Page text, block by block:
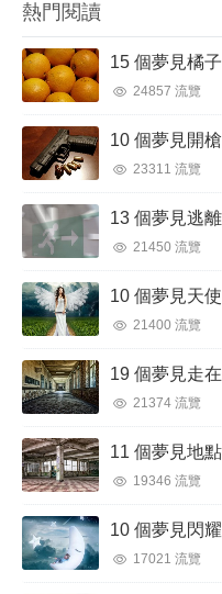
或者事故，
導致了那天
熱門閱讀
24857 流覽
23311 流覽
21450 流覽
21400 流覽
21374 流覽
19346 流覽
10 個夢見閃
17021 流覽